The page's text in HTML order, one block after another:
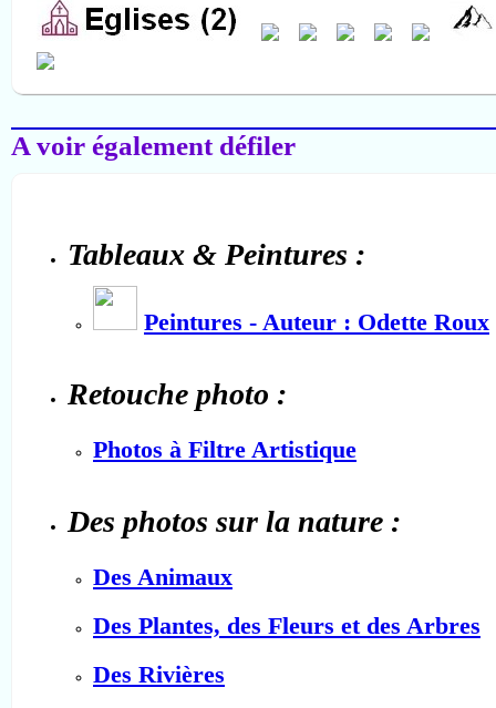
Salon-de-Provence
A voir également défiler
Tableaux & Peintures :
Peintures - Auteur : Odette Roux
Retouche photo :
Photos à Filtre Artistique
Des photos sur la nature :
Des Animaux
Des Plantes, des Fleurs et des Arbres
Des Rivières